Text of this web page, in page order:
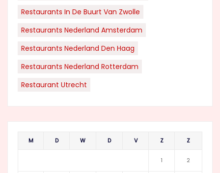
Restaurants In De Buurt Van Zwolle
Restaurants Nederland Amsterdam
Restaurants Nederland Den Haag
Restaurants Nederland Rotterdam
Restaurant Utrecht
M D W D V Z Z
1 2